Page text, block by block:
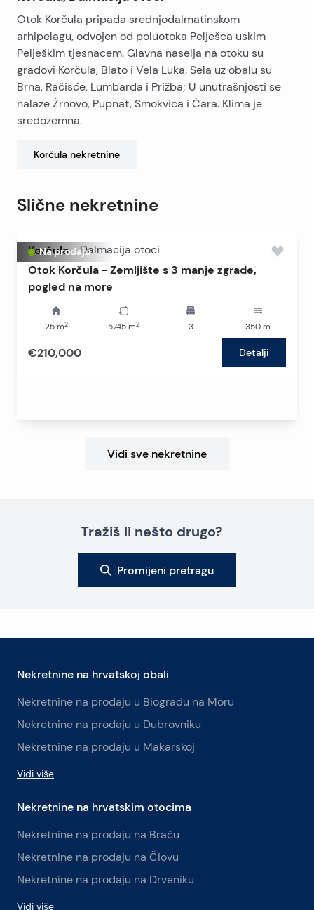
Otok Korčula pripada srednjodalmatinskom
arhipelagu, odvojen od poluotoka Pelješca uskim
Pelješkim tjesnacem. Glavna naselja na otoku su
gradovi Korčula, Blato i Vela Luka. Sela uz obalu su
Brna, Račišće, Lumbarda i Prižba; U unutrašnjosti se
nalaze Žrnovo, Pupnat, Smokvica i Čara. Klima je
sredozemna.
Korčula nekretnine
Slične nekretnine
Na prodaju
Korčula - Dalmacija otoci
Otok Korčula - Zemljište s 3 manje zgrade,
pogled na more
25m2 5745m2 3 350 m
€210,000 Detalji
Vidi sve nekretnine
Tražiš li nešto drugo?
Promijeni pretragu
Nekretnine na hrvatskoj obali
Nekretnine na prodaju u Biogradu na Moru
Nekretnine na prodaju u Dubrovniku
Nekretnine na prodaju u Makarskoj
Vidi više
Nekretnine na hrvatskim otocima
Nekretnine na prodaju na Braču
Nekretnine na prodaju na Čiovu
Nekretnine na prodaju na Drveniku
Vidi više